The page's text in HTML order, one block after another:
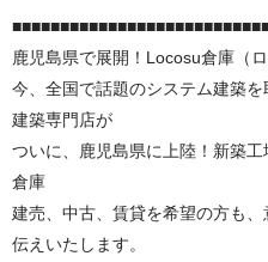
鹿児島県で展開！Locosu倉庫（
今、全国で話題のシステム建築
建築専門店が
ついに、鹿児島県に上陸！新築
倉庫
建売、中古、賃貸を希望の方も
伝えいたします。